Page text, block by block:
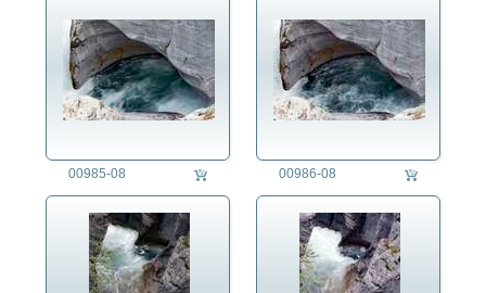
00985-08 00986-08